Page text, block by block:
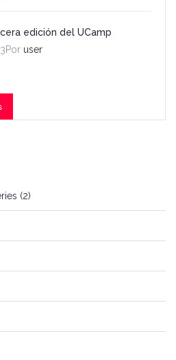
edición del UCamp
user
(2)